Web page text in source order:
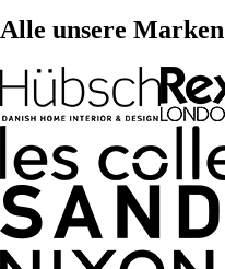
Alle unsere Marken